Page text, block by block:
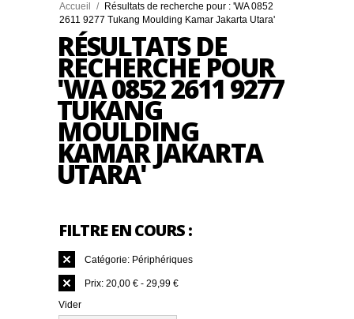
Accueil / Résultats de recherche pour : 'WA 0852
2611 9277 Tukang Moulding Kamar Jakarta Utara'
RÉSULTATS DE
RECHERCHE POUR
'WA 0852 2611 9277
TUKANG
MOULDING
KAMAR JAKARTA
UTARA'
FILTRE EN COURS :
Catégorie: Périphériques
Prix: 20,00 € - 29,99 €
Vider